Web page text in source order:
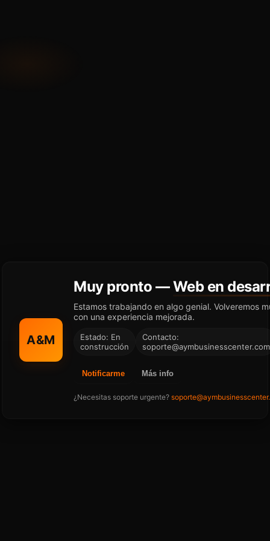
A&M
Muy pronto —Web en
Estamos trabajando en algo genial. Volveremos
con una experiencia mejorada.
Estado: En
construcción
Contacto:
soporte@aymbusinesscenter.com
Notificarme Más info
¿Necesitas soporte urgente?